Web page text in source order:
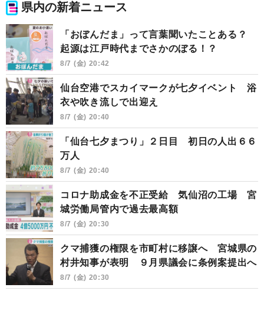
県内の新着ニュース
「おぼんだま」って言葉聞いたことある？
起源は江戸時代までさかのぼる！？
8/7 (金) 20:42
仙台空港でスカイマークが七夕イベント 浴
衣や吹き流しで出迎え
8/7 (金) 20:40
「仙台七夕まつり」２日目 初日の人出６６
万人
8/7 (金) 20:40
コロナ助成金を不正受給 気仙沼の工場 宮
城労働局管内で過去最高額
8/7 (金) 20:30
クマ捕獲の権限を市町村に移譲へ 宮城県の
村井知事が表明 ９月県議会に条例案提出へ
8/7 (金) 20:30